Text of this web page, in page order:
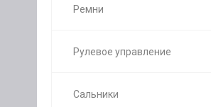
Ремни
Рулевое управление
Сальники